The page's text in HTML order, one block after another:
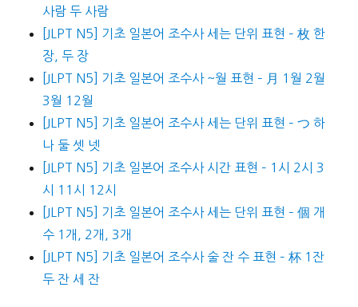
사람 두 사람
[JLPT N5] 기초 일본어 조수사 세는 단위 표현 – 枚 한
장, 두 장
[JLPT N5] 기초 일본어 조수사 ~월 표현 – 月 1월 2월
3월 12월
[JLPT N5] 기초 일본어 조수사 세는 단위 표현 – つ 하
나 둘 셋 넷
[JLPT N5] 기초 일본어 조수사 시간 표현 – 1시 2시 3
시 11시 12시
[JLPT N5] 기초 일본어 조수사 세는 단위 표현 – 個 개
수 1개, 2개, 3개
[JLPT N5] 기초 일본어 조수사 술 잔 수 표현 – 杯 1잔
두 잔 세 잔